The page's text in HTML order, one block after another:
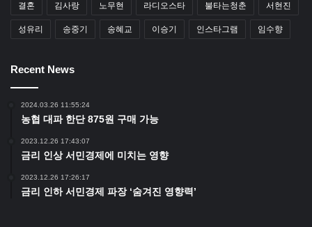
결혼 김사랑 노무현 라디오스타 불타는청춘 서현진
성유리 송중기 송혜교 이승기 인스타그램 임수향
Recent News
2024.03.26 11:55:24
농협 대파 한단 875원 구매 가능
2023.12.26 17:43:07
금리 인상 서민경제에 미치는 영향
2023.12.26 17:26:17
금리 인하 서민경제 파장 ‘숨겨진 영향력’